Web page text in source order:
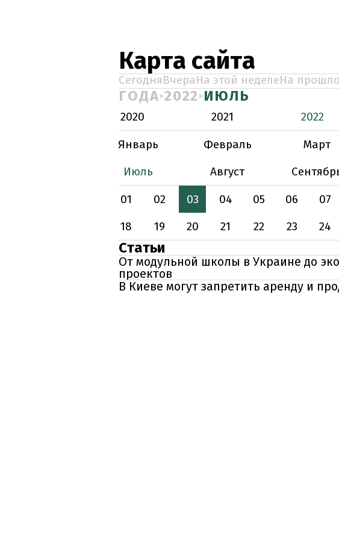
Карта сайта
СегодняВчераНа этой неделеНа
ГОДА 2022 ИЮЛЬ
2020 2021 2022
Январь
Февраль Март
Июль
Август
01
02 03 04 05 06 07
18
19 20 21 22 23 24
Статьи
От модульной школы в Украине до
проектов
В Киеве могут запретить аренду и